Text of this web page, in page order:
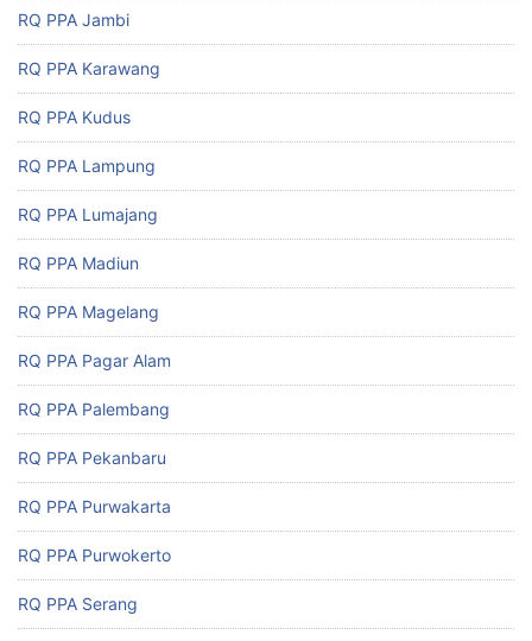
RQ PPA Jambi
RQ PPA Karawang
RQ PPA Kudus
RQ PPA Lampung
RQ PPA Lumajang
RQ PPA Madiun
RQ PPA Magelang
RQ PPA Pagar Alam
RQ PPA Palembang
RQ PPA Pekanbaru
RQ PPA Purwakarta
RQ PPA Purwokerto
RQ PPA Serang